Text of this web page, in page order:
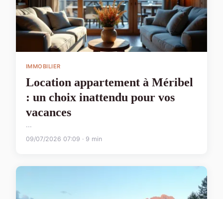
IMMOBILIER
Location appartement à Méribel
: un choix inattendu pour vos
vacances
...
09/07/2026 07:09 · 9 min